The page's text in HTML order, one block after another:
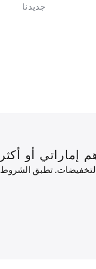
جديدنا
التخفيضات. تطبق الشروط